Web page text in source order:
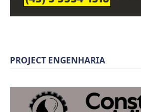
PROJECT ENGENHARIA